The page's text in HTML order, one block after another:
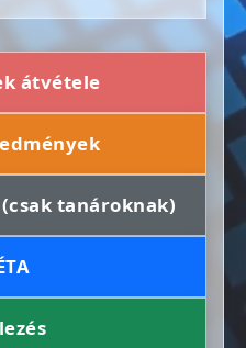
átvétele
tanároknak)